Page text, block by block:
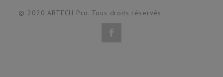
© 2020 ARTECH Pro. Tous droits réservés.